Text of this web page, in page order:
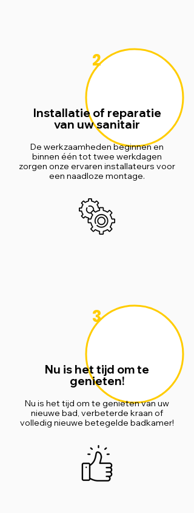
2
Installatie of reparatie
van uw sanitair
De werkzaamheden beginnen en
binnen één tot twee werkdagen
zorgen onze ervaren installateurs voor
een naadloze montage.
3
Nu is het tijd om te
genieten!
Nu is het tijd om te genieten van uw
nieuwe bad, verbeterde kraan of
volledig nieuwe betegelde badkamer!